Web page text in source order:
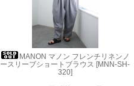
MANON マノン フレンチリネンノ
ースリーブショートブラウス [MNN-SH-
320]